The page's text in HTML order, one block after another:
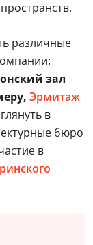
различные
зал
Эрмитаж
в
бюро
в